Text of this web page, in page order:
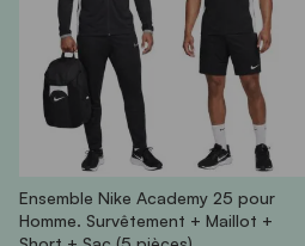
Ensemble Nike Academy 25 pour
Homme. Survêtement + Maillot +